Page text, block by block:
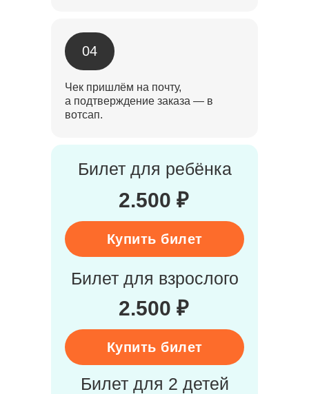
Чек пришлём на почту,
а подтверждение заказа — в
вотсап.
04
Билет для ребёнка
2.500 ₽
Купить билет
Билет для взрослого
2.500 ₽
Купить билет
Билет для 2 детей